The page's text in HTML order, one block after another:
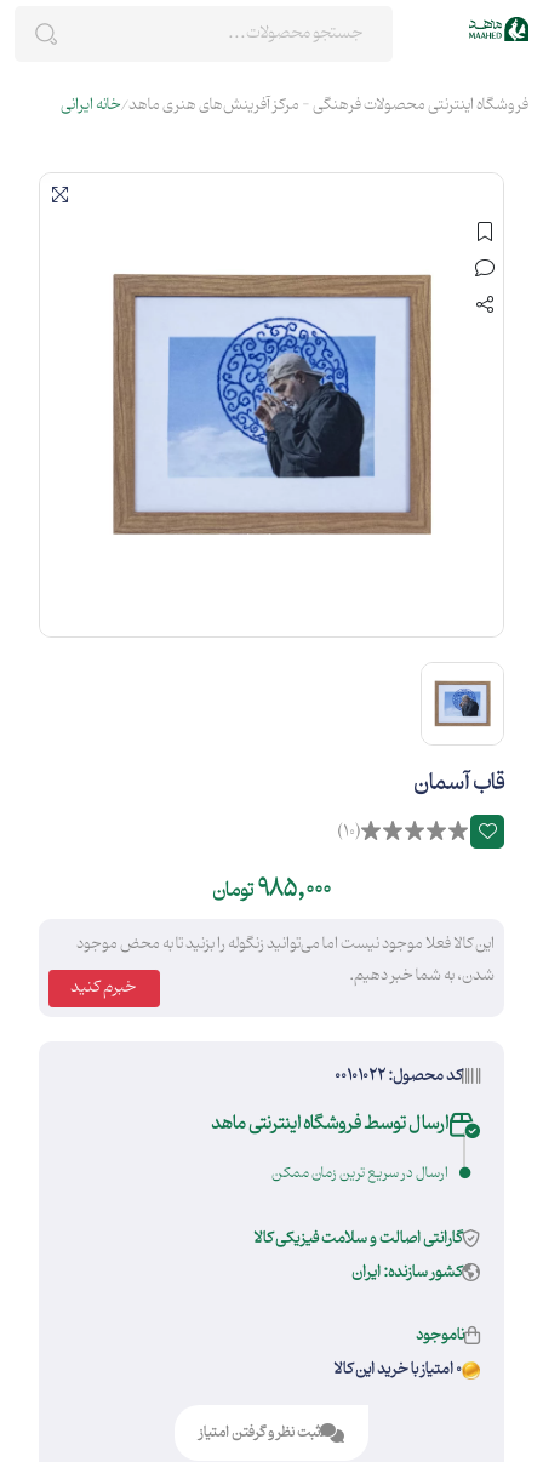
فروشگاه اینترنتی محصولات فرهنگی - مرکز آفرینش‌های هنری ماهد خانه ایرانی
قاب آسمان
(10)
985,000تومان
این کالا فعلا موجود نیست اما می‌توانید زنگوله را بزنید تا به محض موجود
شدن، به شما خبر دهیم.
کد محصول: 00101022
ارسال توسط فروشگاه اینترنتی ماهد
ارسال در سریع ترین زمان ممکن
گارانتی اصالت و سلامت فیزیکی کالا
کشور سازنده: ایران
ناموجود
0 امتیاز با خرید این کالا
ثبت نظر و گرفتن امتیاز